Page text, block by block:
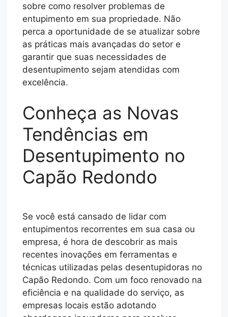
sobre como resolver problemas de
entupimento em sua propriedade. Não
perca a oportunidade de se atualizar sobre
as práticas mais avançadas do setor e
garantir que suas necessidades de
desentupimento sejam atendidas com
excelência.
Conheça as Novas
Tendências em
Desentupimento no
Capão Redondo
Se você está cansado de lidar com
entupimentos recorrentes em sua casa ou
empresa, é hora de descobrir as mais
recentes inovações em ferramentas e
técnicas utilizadas pelas desentupidoras no
Capão Redondo. Com um foco renovado na
eficiência e na qualidade do serviço, as
empresas locais estão adotando